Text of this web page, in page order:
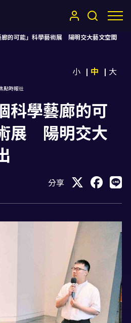
廊的可能」科學藝術展 陽明交大藝文空間
小 中 大
點時報社
科學藝廊的可
展 陽明交大
分享